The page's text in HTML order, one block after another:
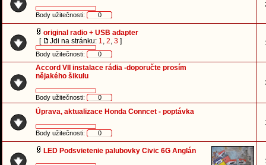
Body užitečnosti: 0
original radio + USB adapter
[
Jdi na stránku: 1, 2, 3 ]
Body užitečnosti: 0
Accord VII instalace rádia -doporučte prosím
nějakého šikulu
Body užitečnosti: 0
Úprava, aktualizace Honda Conncet - poptávka
Body užitečnosti: 0
LED Podsvietenie palubovky Civic 6G Anglán